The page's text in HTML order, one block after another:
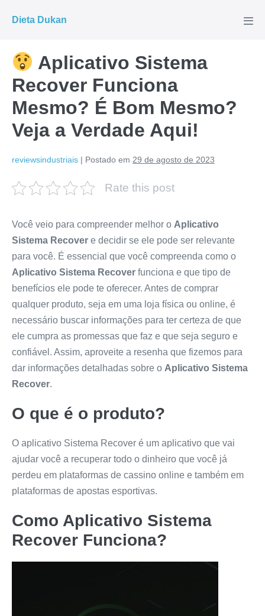
para
conteúdo
Dieta Dukan
Aplicativo Sistema
Recover Funciona
Mesmo? É Bom Mesmo?
Veja a Verdade Aqui!
reviewsindustriais | Postado em 29 de agosto de 2023
Rate this post
Você veio para compreender melhor o Aplicativo
Sistema Recover e decidir se ele pode ser relevante
para você. É essencial que você compreenda como o
Aplicativo Sistema Recover funciona e que tipo de
benefícios ele pode te oferecer. Antes de comprar
qualquer produto, seja em uma loja física ou online, é
necessário buscar informações para ter certeza de que
ele cumpra as promessas que faz e que seja seguro e
confiável. Assim, aproveite a resenha que fizemos para
dar informações detalhadas sobre o Aplicativo Sistema
Recover.
O que é o produto?
O aplicativo Sistema Recover é um aplicativo que vai
ajudar você a recuperar todo o dinheiro que você já
perdeu em plataformas de cassino online e também em
plataformas de apostas esportivas.
Como Aplicativo Sistema
Recover Funciona?